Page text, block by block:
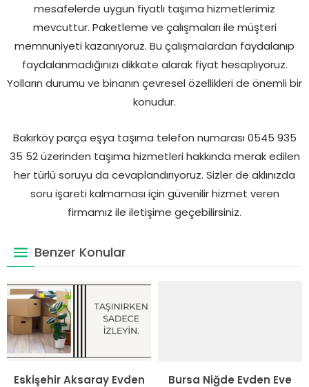
mesafelerde uygun fiyatlı taşıma hizmetlerimiz
mevcuttur. Paketleme ve çalışmaları ile müşteri
memnuniyeti kazanıyoruz. Bu çalışmalardan faydalanıp
faydalanmadığınızı dikkate alarak fiyat hesaplıyoruz.
Yolların durumu ve binanın çevresel özellikleri de önemli bir
konudur.
Bakırköy parça eşya taşıma telefon numarası 0545 935
35 52 üzerinden taşıma hizmetleri hakkında merak edilen
her türlü soruyu da cevaplandırıyoruz. Sizler de aklınızda
soru işareti kalmaması için güvenilir hizmet veren
firmamız ile iletişime geçebilirsiniz.
Benzer Konular
Eskişehir Aksaray Evden
Bursa Niğde Evden Eve